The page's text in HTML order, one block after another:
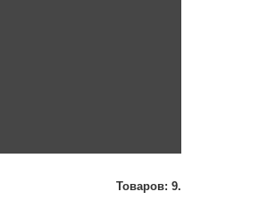
Товаров: 9.